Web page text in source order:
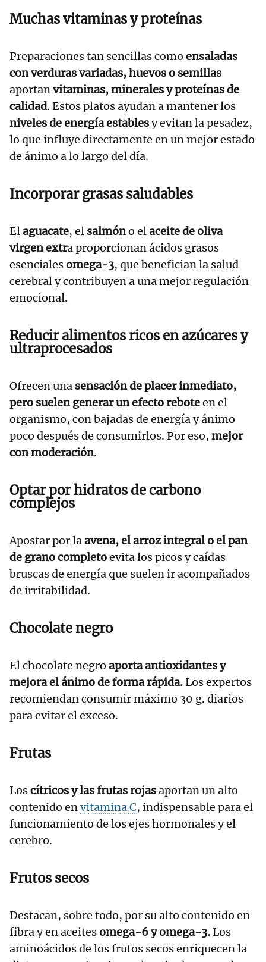
Muchas vitaminas y proteínas
Preparaciones tan sencillas como ensaladas
con verduras variadas, huevos o semillas
aportanvitaminas, minerales y proteínas de
calidad. Estos platos ayudan a mantener los
niveles de energía establesy evitan la pesadez,
lo que influye directamente en un mejor estado
de ánimo a lo largo del día.
Incorporar grasas saludables
Elaguacate, el salmóno elaceite de oliva
virgen extra proporcionan ácidos grasos
esencialesomega-3, que benefician la salud
cerebral y contribuyen a una mejor regulación
emocional.
Reducir alimentos ricos en azúcares y
ultraprocesados
Ofrecen una sensación de placer inmediato,
pero suelen generar un efecto reboteen el
organismo, con bajadas de energía y ánimo
poco después de consumirlos. Por eso, mejor
con moderación.
Optar por hidratos de carbono
complejos
Apostar por laavena, el arroz integral o el pan
de grano completoevita los picos y caídas
bruscas de energía que suelen ir acompañados
de irritabilidad.
Chocolate negro
El chocolate negro aporta antioxidantes y
mejora el ánimo de forma rápida.Los expertos
recomiendan consumir máximo 30 g. diarios
para evitar el exceso.
Frutas
Loscítricos y las frutas rojasaportan un alto
contenido envitamina C, indispensable para el
funcionamiento de los ejes hormonales y el
cerebro.
Frutos secos
Destacan, sobre todo, por su alto contenido en
fibra y en aceitesomega-6 y omega-3.Los
aminoácidos de los frutos secos enriquecen la